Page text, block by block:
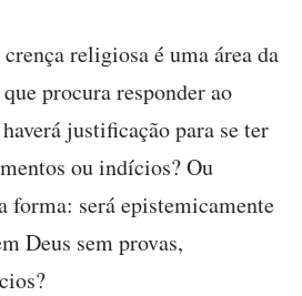
religiosa é uma área da
procura responder ao
justificação para se ter
ou indícios? Ou
forma: será epistemicamente
Deus sem provas,